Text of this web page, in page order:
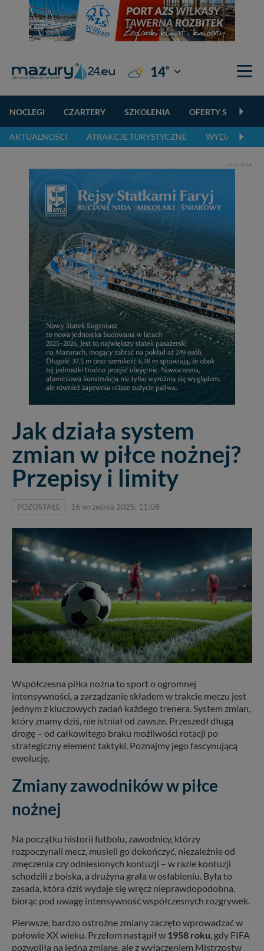
14° Giżycko
NOCLEGI CZARTERY SZKOLENIA OFERTY
AKTUALNOŚCI ATRAKCJE TURYSTYCZNE WYDARZENIA
REKLAMA
Jak działa system
zmian w piłce nożnej?
Przepisy i limity
POZOSTAŁE 16 września 2025, 11:08
Współczesna piłka nożna to sport o ogromnej
intensywności, a zarządzanie składem w trakcie meczu jest
jednym z kluczowych zadań każdego trenera. System zmian,
który znamy dziś, nie istniał od zawsze. Przeszedł długą
drogę – od całkowitego braku możliwości rotacji po
strategiczny element taktyki. Poznajmy jego fascynującą
ewolucję.
Zmiany zawodników w piłce
nożnej
Na początku historii futbolu, zawodnicy, którzy
rozpoczynali mecz, musieli go dokończyć, niezależnie od
zmęczenia czy odniesionych kontuzji – w razie kontuzji
schodzili z boiska, a drużyna grała w osłabieniu. Była to
zasada, która dziś wydaje się wręcz nieprawdopodobna,
biorąc pod uwagę intensywność współczesnych rozgrywek.
Pierwsze, bardzo ostrożne zmiany zaczęto wprowadzać w
połowie XX wieku. Przełom nastąpił w 1958 roku, gdy FIFA
pozwoliła na jedną zmianę, ale z wyłączeniem Mistrzostw